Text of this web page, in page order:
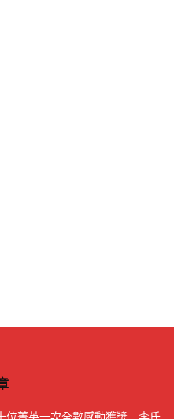
位菁英一次全數感動獲獎 李氏